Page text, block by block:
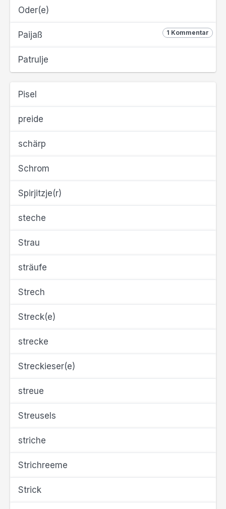
Oder(e)
1 Kommentar
Paijaß
Patrulje
Pisel
preide
schärp
Schrom
Spirjitzje(r)
steche
Strau
sträufe
Strech
Streck(e)
strecke
Streckieser(e)
streue
Streusels
striche
Strichreeme
Strick